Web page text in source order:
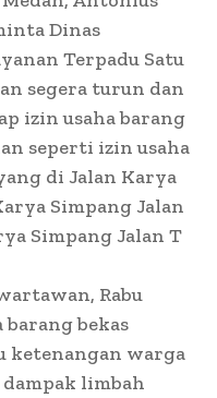
Dinas
Terpadu Satu
segera turun dan
izin usaha barang
seperti izin usaha
di Jalan Karya
Simpang Jalan
Simpang Jalan T
Rabu
barang bekas
ketenangan warga
limbah